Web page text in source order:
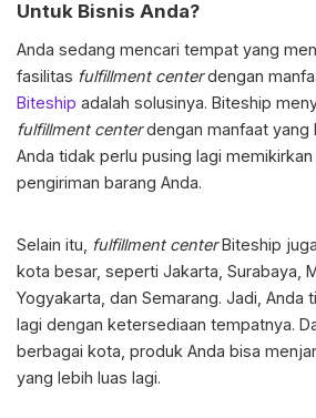
Untuk Bisnis Anda?
Anda sedang mencari tempat yang
fasilitas fulfillment centerdengan
Biteship adalah solusinya. Biteship
fulfillment center dengan manfaat yang
Anda tidak perlu pusing lagi
pengiriman barang Anda.
Selain itu, fulfillment centerBiteship
kota besar, seperti Jakarta, Surabaya,
Yogyakarta, dan Semarang. Jadi, Anda
lagi dengan ketersediaan tempatnya.
berbagai kota, produk Anda bisa
yang lebih luas lagi.